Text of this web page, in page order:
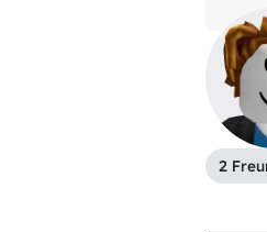
2